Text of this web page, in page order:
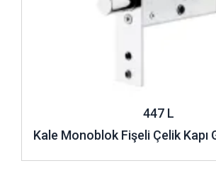
447 L
Kale Monoblok Fişeli Çelik Kapı